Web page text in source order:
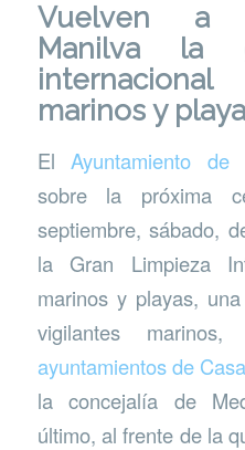
Vuelven a
Manilva la
marinos y
ElAyuntamiento de
sobre la próxima
septiembre, sábado,
la Gran Limpieza
marinos y playas,
vigilantes
ayuntamientos de
la concejalía de
último, al frente de la